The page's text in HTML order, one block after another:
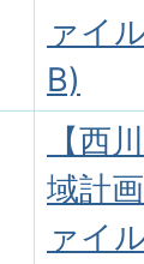
ァイ
B)
【西
域計
ァイ